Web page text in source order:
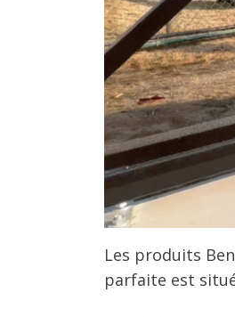
Les produits
parfaite est